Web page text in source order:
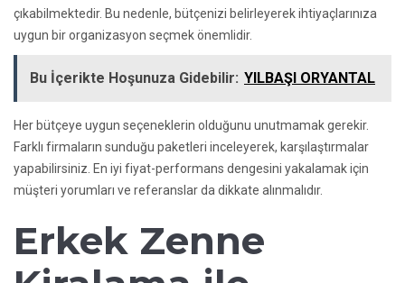
çıkabilmektedir. Bu nedenle, bütçenizi belirleyerek ihtiyaçlarınıza
uygun bir organizasyon seçmek önemlidir.
Bu İçerikte Hoşunuza Gidebilir: YILBAŞI ORYANTAL
Her bütçeye uygun seçeneklerin olduğunu unutmamak gerekir.
Farklı firmaların sunduğu paketleri inceleyerek, karşılaştırmalar
yapabilirsiniz. En iyi fiyat-performans dengesini yakalamak için
müşteri yorumları ve referanslar da dikkate alınmalıdır.
Erkek Zenne